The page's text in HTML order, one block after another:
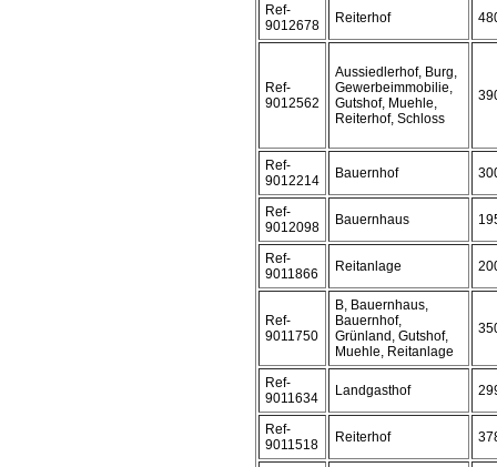
Ref-
9012678
Reiterhof
Ref-
9012562
Aussiedlerhof, Burg,
Gewerbeimmobilie,
Gutshof, Muehle,
Reiterhof, Schloss
Ref-
9012214
Bauernhof
Ref-
9012098
Bauernhaus
Ref-
9011866
Reitanlage
Ref-
9011750
B, Bauernhaus,
Bauernhof,
Grünland, Gutshof,
Muehle, Reitanlage
Ref-
9011634
Landgasthof
Ref-
9011518
Reiterhof